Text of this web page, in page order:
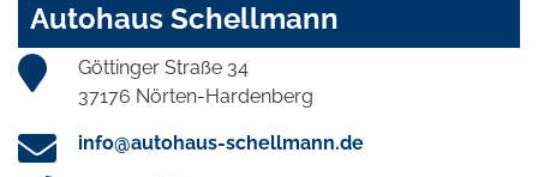
Autohaus Schellmann
Göttinger Straße 34
37176 Nörten-Hardenberg
info@autohaus-schellmann.de